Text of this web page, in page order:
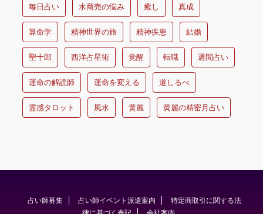
毎日占い 水商売の悩み 癒し 真成
算命学 精神世界の旅 精神疾患 結婚
聖十郎 西洋占星術 覚醒 転職 週間占い
運命の解読師 運命を変える 道しるべ
霊感タロット 風水 黄麗 黄麗の精密月占い
占い師募集 占い師イベント派遣案内
特定商取引に関する法